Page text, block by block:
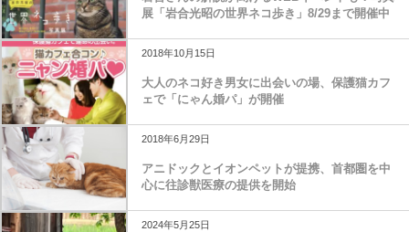
展「岩合光昭の世界ネコ歩き」8/29まで開催中
2018年10月15日
大人のネコ好き男女に出会いの場、保護猫カフ
ェで「にゃん婚パ」が開催
2018年6月29日
アニドックとイオンペットが提携、首都圏を中
心に往診獣医療の提供を開始
2024年5月25日